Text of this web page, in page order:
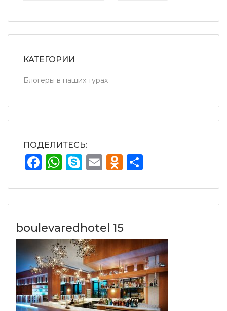
КАТЕГОРИИ
Блогеры в наших турах
ПОДЕЛИТЕСЬ:
Facebook
WhatsApp
Skype
Email
boulevaredhotel 15